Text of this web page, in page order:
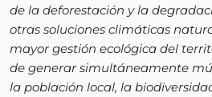
de la deforestación y la
otras soluciones climáticas
mayor gestión ecológica del
de generar simultáneamente
la población local, la